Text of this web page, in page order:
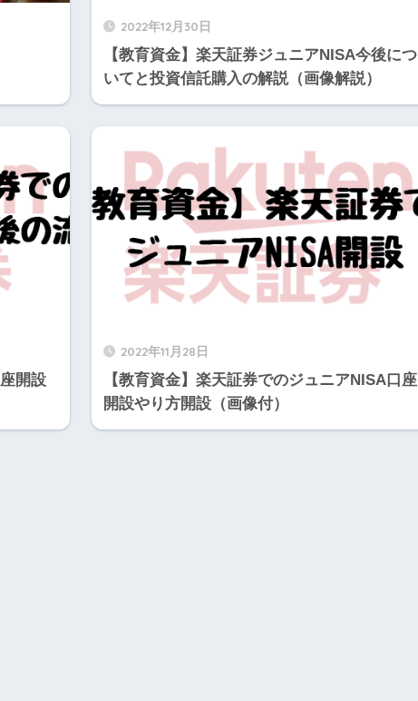
2022年12月30日
【教育資金】楽天証券ジュニアNISA今後につ
いてと投資信託購入の解説（画像解説）
開設
2022年11月28日
【教育資金】楽天証券でのジュニアNISA口座
開設やり方開設（画像付）